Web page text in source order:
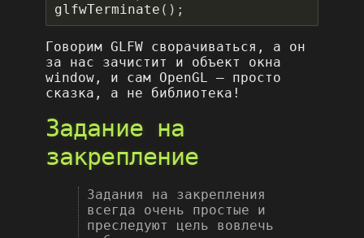
glfwTerminate ();
Говорим GLFW сворачиваться, а он
за нас зачистит и объект окна
window, и сам OpenGL – просто
сказка, а не библиотека!
Задание на
закрепление
Задания на закрепления
всегда очень простые и
преследуют цель вовлечь